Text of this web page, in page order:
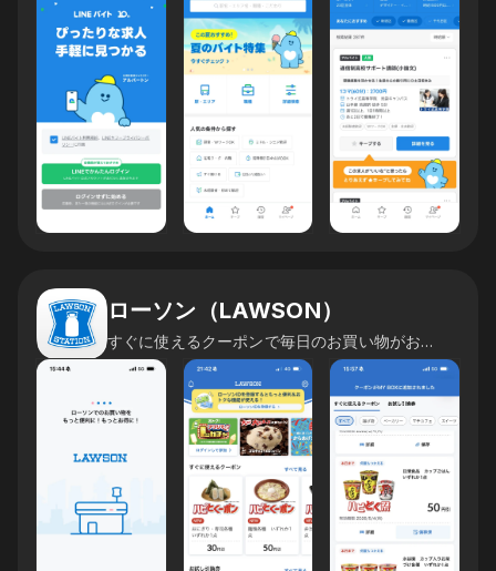
ローソン（LAWSON）
すぐに使えるクーポンで毎日のお買い物がお得に！